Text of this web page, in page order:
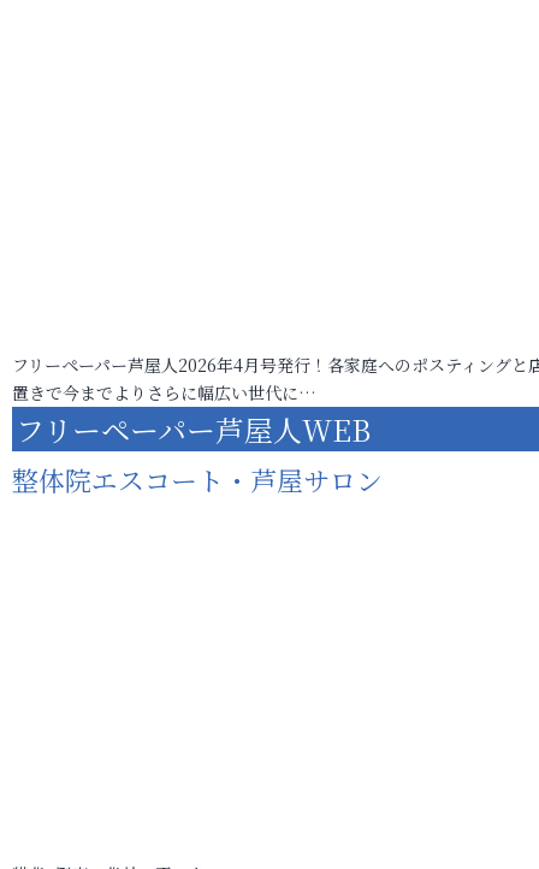
フリーペーパー芦屋人2026年4月号発行！各家庭へのポスティングと
置きで今までよりさらに幅広い世代に…
フリーペーパー芦屋人WEB
整体院エスコート・芦屋サロン